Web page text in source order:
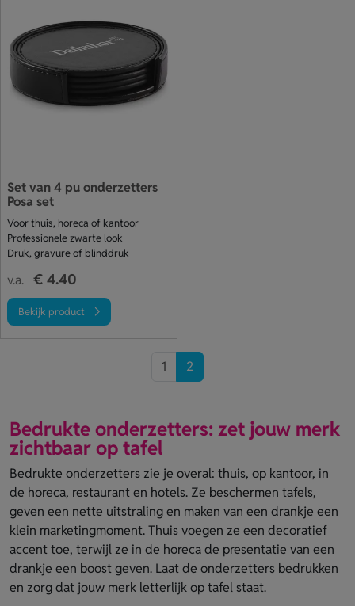
Set van 4 pu onderzetters
Posa set
Voor thuis, horeca of kantoor
Professionele zwarte look
Druk, gravure of blinddruk
v.a. € 4.40
Bekijk product
1 2
Bedrukte onderzetters: zet jouw merk
zichtbaar op tafel
Bedrukte onderzetters zie je overal: thuis, op kantoor, in
de horeca, restaurant en hotels. Ze beschermen tafels,
geven een nette uitstraling en maken van een drankje een
klein marketingmoment. Thuis voegen ze een decoratief
accent toe, terwijl ze in de horeca de presentatie van een
drankje een boost geven. Laat de onderzetters bedrukken
en zorg dat jouw merk letterlijk op tafel staat.